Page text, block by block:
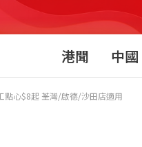
港聞 中國
點心$8起 荃灣/啟德/沙田店適用